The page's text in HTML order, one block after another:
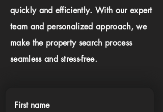
quickly and efficiently. With our expert
team and personalized approach, we
make the property search process
seamless and stress-free.
First name